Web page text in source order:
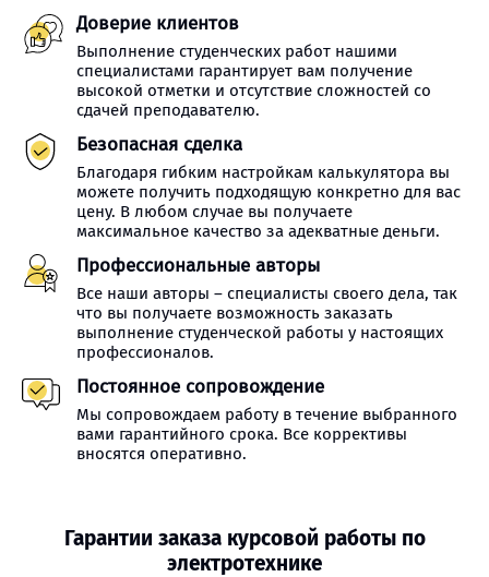
Доверие клиентов
Выполнение студенческих работ нашими
специалистами гарантирует вам получение
высокой отметки и отсутствие сложностей со
сдачей преподавателю.
Безопасная сделка
Благодаря гибким настройкам калькулятора вы
можете получить подходящую конкретно для вас
цену. В любом случае вы получаете
максимальное качество за адекватные деньги.
Профессиональные авторы
Все наши авторы – специалисты своего дела, так
что вы получаете возможность заказать
выполнение студенческой работы у настоящих
профессионалов.
Постоянное сопровождение
Мы сопровождаем работу в течение выбранного
вами гарантийного срока. Все коррективы
вносятся оперативно.
Гарантии заказа курсовой работы по
электротехнике